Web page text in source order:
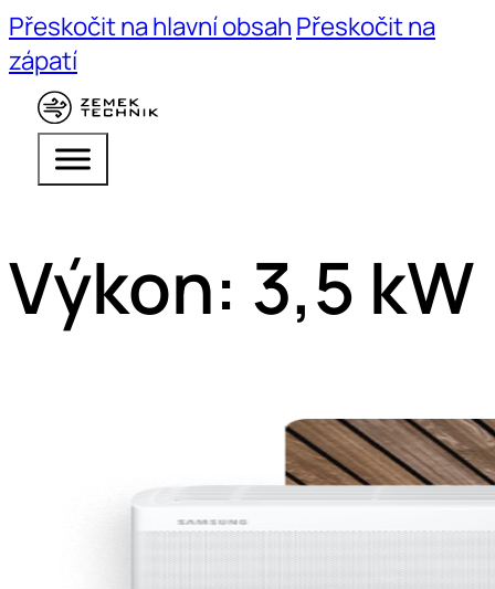
Přeskočit na hlavní obsahPřeskočit na
zápatí
Výkon: 3,5 kW